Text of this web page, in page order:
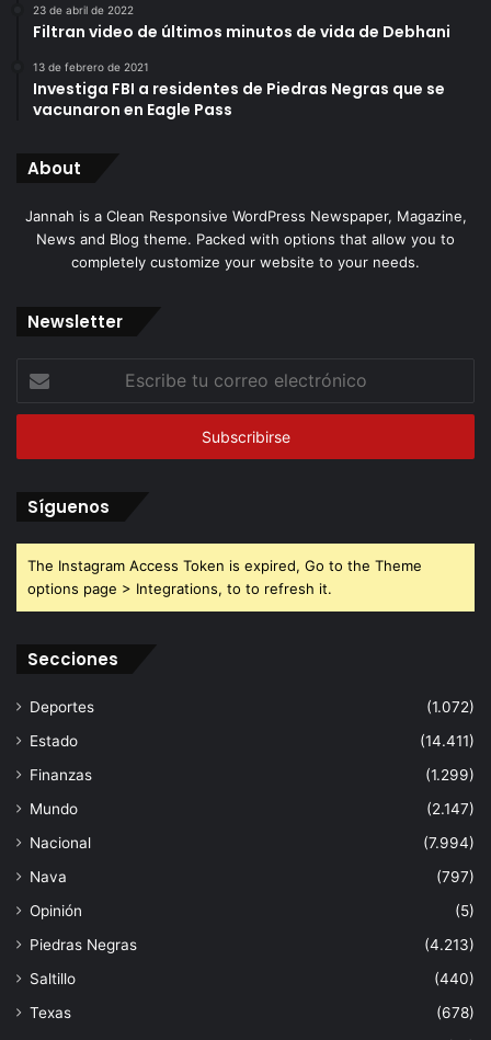
23 de abril de 2022
Filtran video de últimos minutos de vida de Debhani
13 de febrero de 2021
Investiga FBI a residentes de Piedras Negras que se
vacunaron en Eagle Pass
About
Jannah is a Clean Responsive WordPress Newspaper, Magazine,
News and Blog theme. Packed with options that allow you to
completely customize your website to your needs.
Newsletter
correo
Síguenos
The Instagram Access Token is expired, Go to the Theme
options page > Integrations, to to refresh it.
Secciones
Deportes
(1.072)
Estado
(14.411)
Finanzas
(1.299)
Mundo
(2.147)
Nacional
(7.994)
Nava
(797)
Opinión
(5)
Piedras Negras
(4.213)
Saltillo
(440)
Texas
(678)